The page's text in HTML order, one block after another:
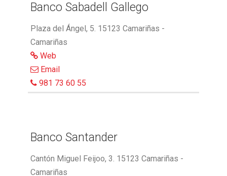
Banco Sabadell Gallego
Plaza del Ángel, 5. 15123 Camariñas -
Camariñas
Web
Email
981 73 60 55
Banco Santander
Cantón Miguel Feijoo, 3. 15123 Camariñas -
Camariñas